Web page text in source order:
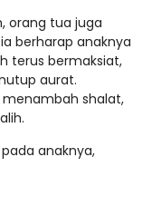
orang tua juga
berharap anaknya
terus bermaksiat,
aurat.
shalat,
anaknya,